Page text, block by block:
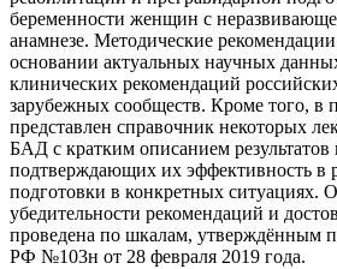
беременности женщин с
анамнезе. Методические
основании актуальных научных
клинических рекомендаций
зарубежных сообществ. Кроме того,
представлен справочник некоторых
БАД с кратким описанием результатов
подтверждающих их эффективность в
подготовки в конкретных ситуациях.
убедительности рекомендаций и
проведена по шкалам, утверждённым
РФ №103н от 28 февраля 2019 года.